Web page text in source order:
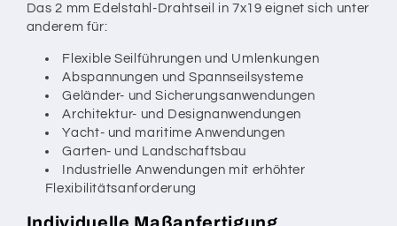
Das 2 mm Edelstahl-Drahtseil in 7x19 eignet sich unter
anderem für:
Flexible Seilführungen und Umlenkungen
Abspannungen und Spannseilsysteme
Geländer- und Sicherungsanwendungen
Architektur- und Designanwendungen
Yacht- und maritime Anwendungen
Garten- und Landschaftsbau
Industrielle Anwendungen mit erhöhter
Flexibilitätsanforderung